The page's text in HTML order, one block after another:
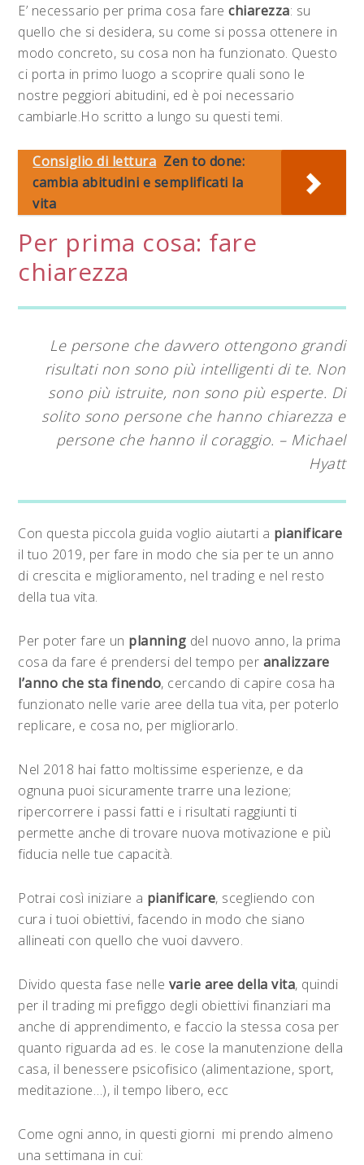
E’ necessario per prima cosa farechiarezza: su
quello che si desidera, su come si possa ottenere in
modo concreto, su cosa non ha funzionato. Questo
ci porta in primo luogo a scoprire quali sono le
nostre peggiori abitudini, ed è poi necessario
cambiarle.Ho scritto a lungo su questi temi.
Consiglio di lettura Zen to done:
cambia abitudini e semplificati la
vita
Per prima cosa: fare
chiarezza
Le persone che davvero ottengono grandi
risultati non sono più intelligenti di te. Non
sono più istruite, non sono più esperte. Di
solito sono persone che hanno chiarezza e
persone che hanno il coraggio. – Michael
Hyatt
Con questa piccola guida voglio aiutarti a pianificare
il tuo 2019, per fare in modo che sia per te un anno
di crescita e miglioramento, nel trading e nel resto
della tua vita.
Per poter fare un planning del nuovo anno, la prima
cosa da fare é prendersi del tempo per analizzare
l’anno che sta finendo, cercando di capire cosa ha
funzionato nelle varie aree della tua vita, per poterlo
replicare, e cosa no, per migliorarlo.
Nel 2018 hai fatto moltissime esperienze, e da
ognuna puoi sicuramente trarre una lezione;
ripercorrere i passi fatti e i risultati raggiunti ti
permette anche di trovare nuova motivazione e più
fiducia nelle tue capacità.
Potrai così iniziare a pianificare, scegliendo con
cura i tuoi obiettivi, facendo in modo che siano
allineati con quello che vuoi davvero.
Divido questa fase nelle varie aree della vita, quindi
per il trading mi prefiggo degli obiettivi finanziari ma
anche di apprendimento, e faccio la stessa cosa per
quanto riguarda ad es. le cose la manutenzione della
casa, il benessere psicofisico (alimentazione, sport,
meditazione…), il tempo libero, ecc
Come ogni anno, in questi giorni mi prendo almeno
una settimana in cui: